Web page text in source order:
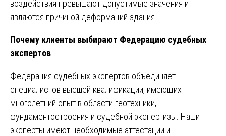
воздействия превышают допустимые значения и
являются причиной деформаций здания.
Почему клиенты выбирают Федерацию судебных
экспертов
Федерация судебных экспертов объединяет
специалистов высшей квалификации, имеющих
многолетний опыт в области геотехники,
фундаментостроения и судебной экспертизы. Наши
эксперты имеют необходимые аттестации и